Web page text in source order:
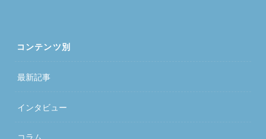
コンテンツ別
最新記事
インタビュー